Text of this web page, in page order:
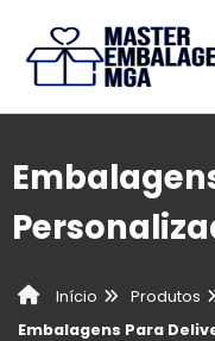
Início Produtos
Embalagens Para